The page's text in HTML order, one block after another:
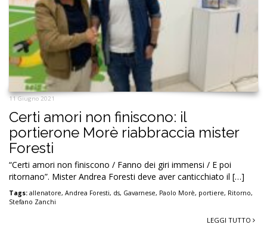
11 Giugno 2021
Certi amori non finiscono: il
portierone Morè riabbraccia mister
Foresti
“Certi amori non finiscono / Fanno dei giri immensi / E poi
ritornano”. Mister Andrea Foresti deve aver canticchiato il […]
Tags: allenatore, Andrea Foresti, ds, Gavarnese, Paolo Morè, portiere, Ritorno,
Stefano Zanchi
LEGGI TUTTO